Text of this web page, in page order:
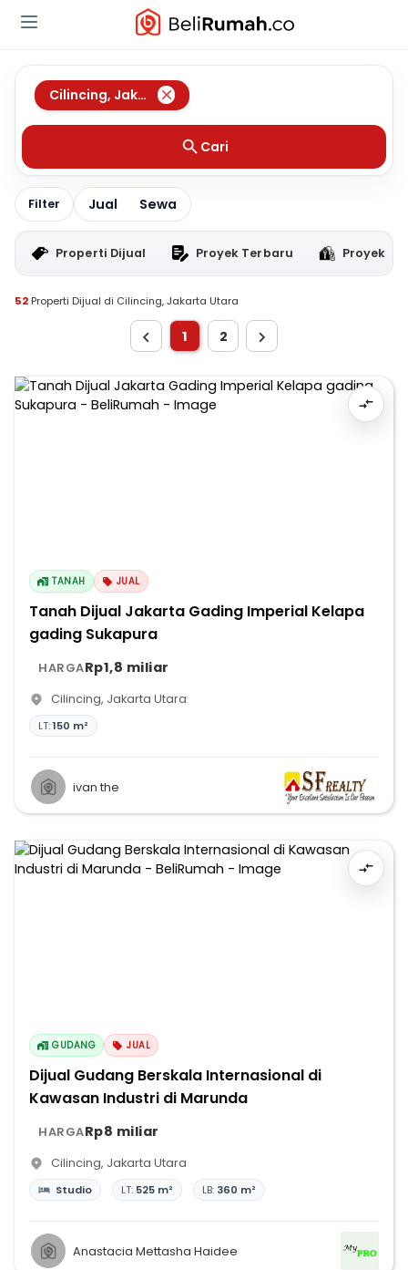
Cilincing, Jakarta Utara
Cari
Filter Jual Sewa
Properti Dijual Proyek Terbaru Proyek
52 Properti Dijual di Cilincing, Jakarta Utara
1 2
TANAH JUAL
Tanah Dijual Jakarta Gading Imperial Kelapa
gading Sukapura
HARGARp1,8 miliar
Cilincing, Jakarta Utara
LT:150 m²
ivan the
GUDANG JUAL
Dijual Gudang Berskala Internasional di
Kawasan Industri di Marunda
HARGARp8 miliar
Cilincing, Jakarta Utara
Studio LT: 525 m² LB: 360 m²
Anastacia Mettasha Haidee